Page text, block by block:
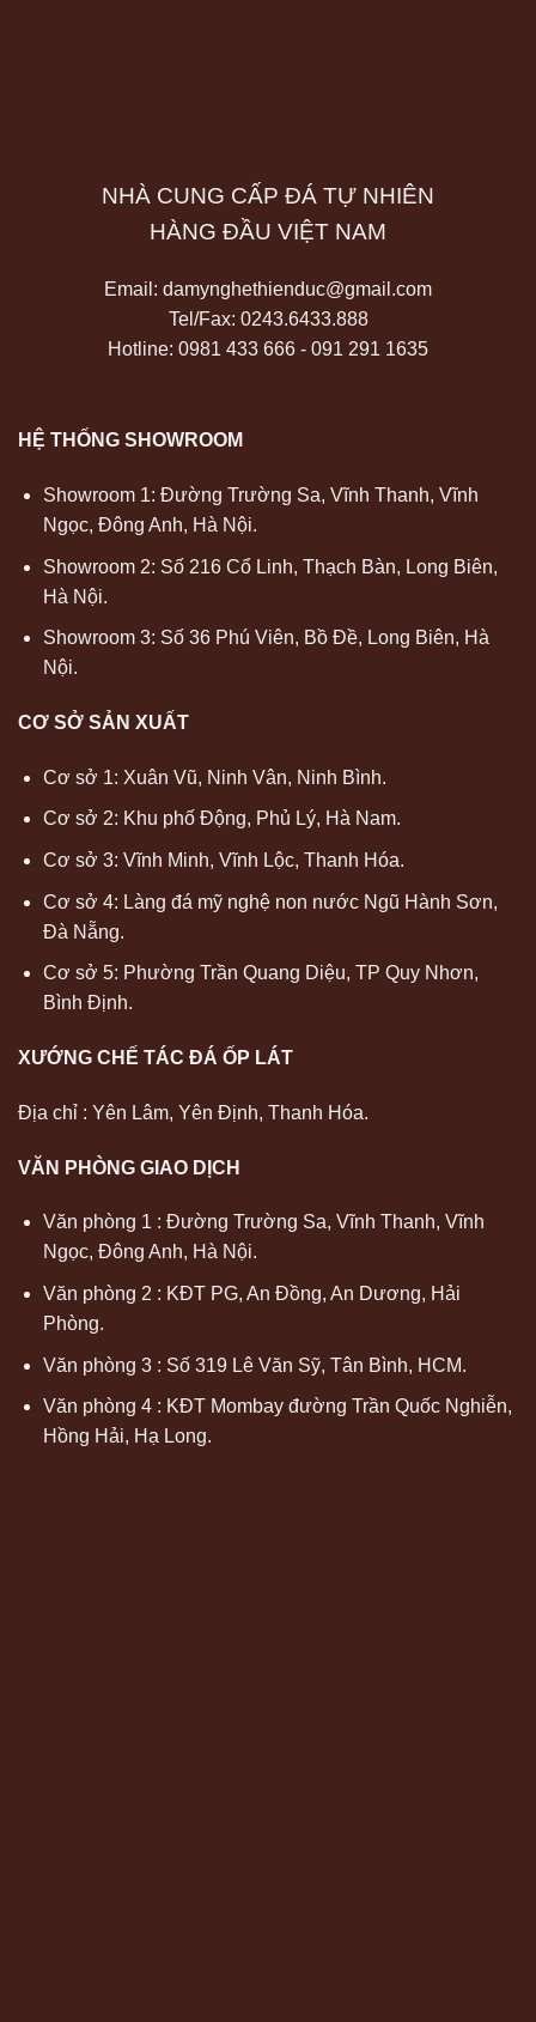
NHÀ CUNG CẤP ĐÁ TỰ NHIÊN
HÀNG ĐẦU VIỆT NAM
Email: damynghethienduc@gmail.com
Tel/Fax: 0243.6433.888
Hotline: 0981 433 666 - 091 291 1635
HỆ THỐNG SHOWROOM
Showroom 1: Đường Trường Sa, Vĩnh Thanh, Vĩnh
Ngọc, Đông Anh, Hà Nội.
Showroom 2: Số 216 Cổ Linh, Thạch Bàn, Long Biên,
Hà Nội.
Showroom 3: Số 36 Phú Viên, Bồ Đề, Long Biên, Hà
Nội.
CƠ SỞ SẢN XUẤT
Cơ sở 1: Xuân Vũ, Ninh Vân, Ninh Bình.
Cơ sở 2: Khu phố Động, Phủ Lý, Hà Nam.
Cơ sở 3: Vĩnh Minh, Vĩnh Lộc, Thanh Hóa.
Cơ sở 4: Làng đá mỹ nghệ non nước Ngũ Hành Sơn,
Đà Nẵng.
Cơ sở 5: Phường Trần Quang Diệu, TP Quy Nhơn,
Bình Định.
XƯỚNG CHẾ TÁC ĐÁ ỐP LÁT
Địa chỉ : Yên Lâm, Yên Định, Thanh Hóa.
VĂN PHÒNG GIAO DỊCH
Văn phòng 1 : Đường Trường Sa, Vĩnh Thanh, Vĩnh
Ngọc, Đông Anh, Hà Nội.
Văn phòng 2 : KĐT PG, An Đồng, An Dương, Hải
Phòng.
Văn phòng 3 : Số 319 Lê Văn Sỹ, Tân Bình, HCM.
Văn phòng 4 : KĐT Mombay đường Trần Quốc Nghiễn,
Hồng Hải, Hạ Long.